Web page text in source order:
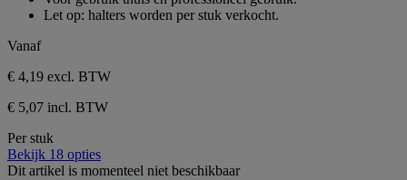
Let op: halters worden per stuk verkocht.
Vanaf
€ 4,19 excl. BTW
€ 5,07 incl. BTW
Per stuk
Bekijk 18 opties
Dit artikel is momenteel niet beschikbaar